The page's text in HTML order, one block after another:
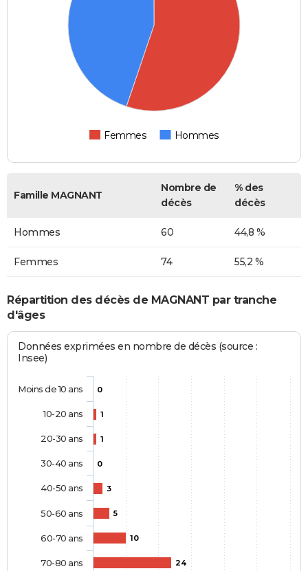
Femmes Hommes
Famille MAGNANT
Nombre de
décès
% des
décès
Hommes 60 44,8 %
Femmes 74 55,2 %
Répartition des décès de MAGNANT par tranche
d'âges
Données exprimées en nombre de décès (source :
Insee)
0
1
1
0
3
5
10
24
Moins de 10 ans
10-20 ans
20-30 ans
30-40 ans
40-50 ans
50-60 ans
60-70 ans
70-80 ans